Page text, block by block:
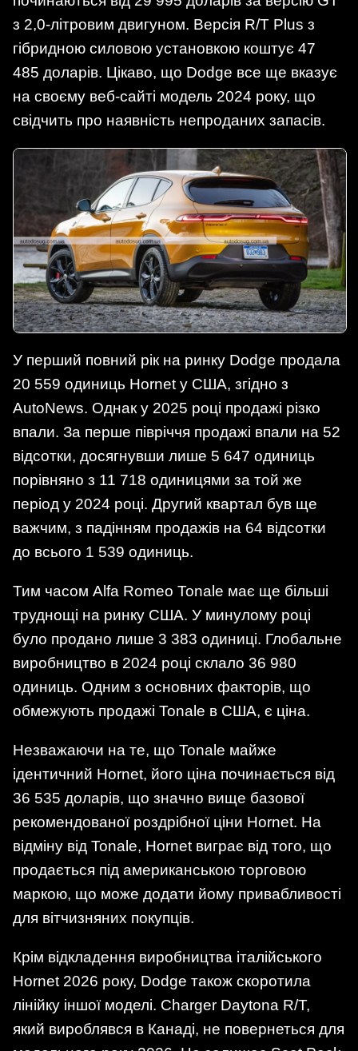
з 2,0-літровим двигуном. Версія R/T Plus з
гібридною силовою установкою коштує 47
485 доларів. Цікаво, що Dodge все ще вказує
на своєму веб-сайті модель 2024 року, що
свідчить про наявність непроданих запасів.
У перший повний рік на ринку Dodge продала
20 559 одиниць Hornet у США, згідно з
AutoNews. Однак у 2025 році продажі різко
впали. За перше півріччя продажі впали на 52
відсотки, досягнувши лише 5 647 одиниць
порівняно з 11 718 одиницями за той же
період у 2024 році. Другий квартал був ще
важчим, з падінням продажів на 64 відсотки
до всього 1 539 одиниць.
Тим часом Alfa Romeo Tonale має ще більші
труднощі на ринку США. У минулому році
було продано лише 3 383 одиниці. Глобальне
виробництво в 2024 році склало 36 980
одиниць. Одним з основних факторів, що
обмежують продажі Tonale в США, є ціна.
Незважаючи на те, що Tonale майже
ідентичний Hornet, його ціна починається від
36 535 доларів, що значно вище базової
рекомендованої роздрібної ціни Hornet. На
відміну від Tonale, Hornet виграє від того, що
продається під американською торговою
маркою, що може додати йому привабливості
для вітчизняних покупців.
Крім відкладення виробництва італійського
Hornet 2026 року, Dodge також скоротила
лінійку іншої моделі. Charger Daytona R/T,
який вироблявся в Канаді, не повернеться для